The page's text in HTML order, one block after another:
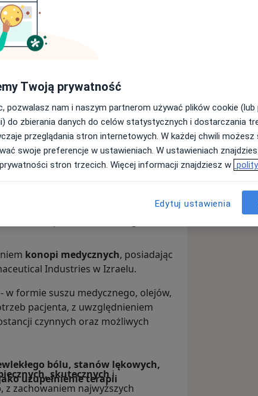
specjalistą w zakresie terapii
klinicznym. Ukończyłem Wydział
oraz Śląską Wyższą Szkołę
Estetyczna.
z wysoką precyzją techniczną i
i harmonijne efekty zabiegów.
bazie kwasu hialuronowego,
lipolizy iniekcyjnej. Każdego
bezpieczeństwo i długotrwałe
konopi medycznych, posiadając
Industries w Izraelu.
- w formie suszu medycznego, olejów,
pacjenta, z uwzględnieniem
czynnych oraz możliwych
bólu, stanów lękowych,
uzupełnienie terapii
skutecznychi
zachowaniem najwyższych
Twoją prywatność
pozwalasz nam i naszym partnerom używać plików cookie (lub
do zbierania danych do celów statystycznych i dostarczania
przeglądania stron internetowych. W każdej chwili możesz
swoje preferencje w ustawieniach. W ustawieniach
stron trzecich. Więcej informacji znajdziesz w
Edytuj ustawienia